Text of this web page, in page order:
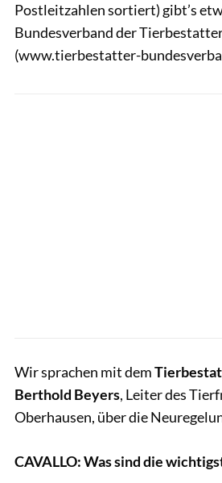
Postleitzahlen sortiert) gibt’s
Bundesverband der
(www.tierbestatter-
Wir sprachen mit dem
Berthold Beyers, Leiter des
Oberhausen, über die
CAVALLO: Was sind die